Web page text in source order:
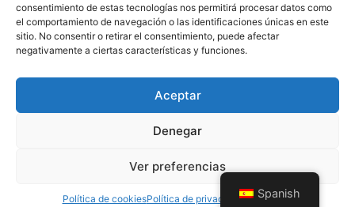
consentimiento de estas tecnologías nos permitirá procesar datos como
el comportamiento de navegación o las identificaciones únicas en este
sitio. No consentir o retirar el consentimiento, puede afectar
negativamente a ciertas características y funciones.
Aceptar
Denegar
Ver preferencias
Política de cookiesPolítica de privacidadAviso Legal
Política de cookies
Declaración de privacidad
Arquitectura Construcción © 2025 • Todos los
derechos reservados • Desarrollada por
PROGRAMA KIT DIGITAL COFINANCIADO POR
MECANISMO DE RECUPERACIÓN Y RESILENCIA
Spanish